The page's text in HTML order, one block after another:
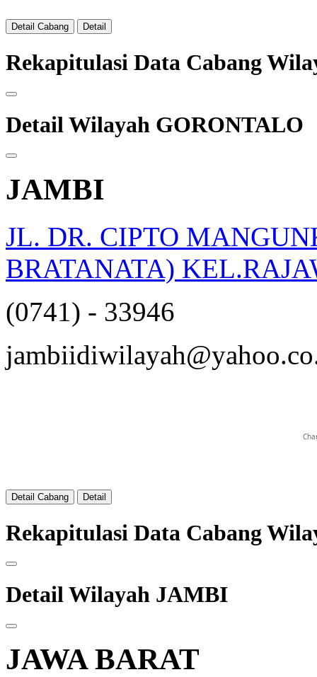
Detail Cabang Detail
Rekapitulasi Data Cabang
Detail Wilayah GORONTALO
JAMBI
JL. DR. CIPTO
BRATANATA)
(0741) - 33946
Detail Cabang Detail
Rekapitulasi Data Cabang
Detail Wilayah JAMBI
JAWA BARAT